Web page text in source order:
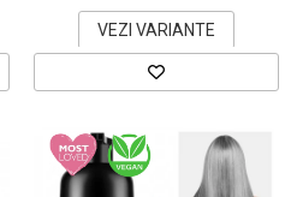
VEZI VARIANTE